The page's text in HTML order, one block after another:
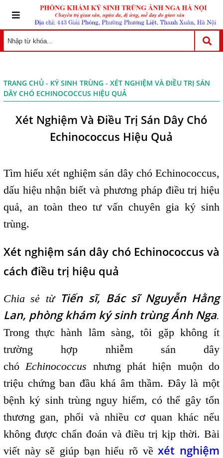
TRANG CHỦ- KÝ SINH TRÙNG - XÉT NGHIỆM VÀ ĐIỀU TRỊ SÁN
DÂY CHÓ ECHINOCOCCUS HIỆU QUẢ
Xét Nghiệm Và Điều Trị Sán Dây Chó
Echinococcus Hiệu Quả
Tìm hiểu xét nghiệm sán dây chó Echinococcus,
dấu hiệu nhận biết và phương pháp điều trị hiệu
quả, an toàn theo tư vấn chuyên gia ký sinh
trùng.
Xét nghiệm sán dây chó Echinococcus và
cách điều trị hiệu quả
Chia sẻ từ Tiến sĩ, Bác sĩ Nguyễn Hằng
Lan, phòng khám ký sinh trùng Ánh Nga.
Trong thực hành lâm sàng, tôi gặp không ít
trường hợp nhiễm sán dây
chóEchinococcus nhưng phát hiện muộn do
triệu chứng ban đầu khá âm thầm. Đây là một
bệnh ký sinh trùng nguy hiểm, có thể gây tổn
thương gan, phổi và nhiều cơ quan khác nếu
không được chẩn đoán và điều trị kịp thời. Bài
viết này sẽ giúp bạn hiểu rõ vềxét nghiệm